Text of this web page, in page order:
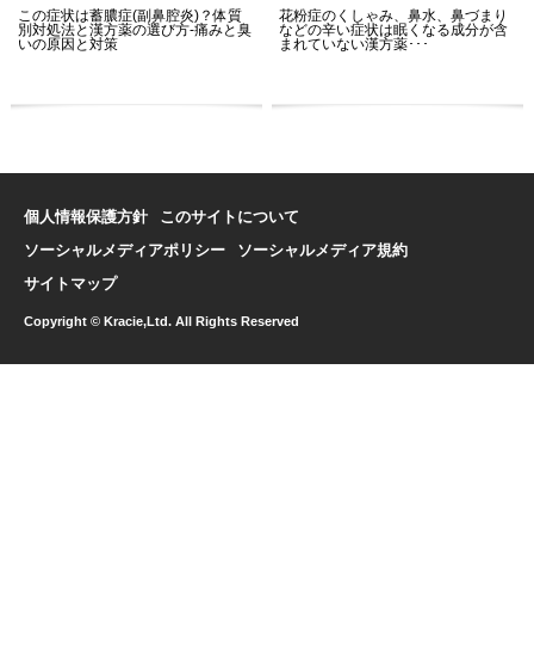
この症状は蓄膿症(副鼻腔炎)？体質
別対処法と漢方薬の選び方-痛みと臭
いの原因と対策
花粉症のくしゃみ、鼻水、鼻づまり
などの辛い症状は眠くなる成分が含
まれていない漢方薬･･･
個人情報保護方針
このサイトについて
ソーシャルメディアポリシー
ソーシャルメディア規約
サイトマップ
Copyright © Kracie,Ltd. All Rights Reserved